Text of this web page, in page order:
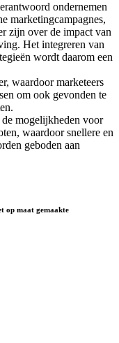
ondernemen
marketingcampagnes,
zijn over de impact van
Het integreren van
wordt daarom een
waardoor marketeers
om ook gevonden te
mogelijkheden voor
waardoor snellere en
geboden aan
op maat gemaakte